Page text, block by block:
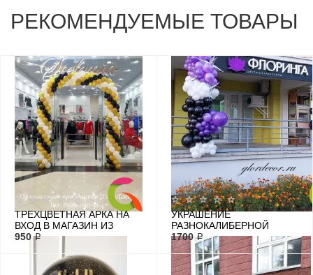
РЕКОМЕНДУЕМЫЕ ТОВАРЫ
ТРЕХЦВЕТНАЯ АРКА НА
ВХОД В МАГАЗИН ИЗ
ВОЗДУШНЫХ ШАРОВ
950 ₽
УКРАШЕНИЕ
РАЗНОКАЛИБЕРНОЙ
ГИРЛЯНДОЙ ИЗ ШАРОВ
ЦВЕТОЧНОГО МАГАЗИНА
1700 ₽